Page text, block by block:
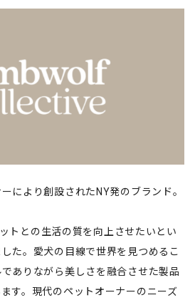
により創設されたNY発のブランド。
トとの生活の質を向上させたいとい
た。愛犬の目線で世界を見つめるこ
ありながら美しさを融合させた製品
す。現代のペットオーナーのニーズ